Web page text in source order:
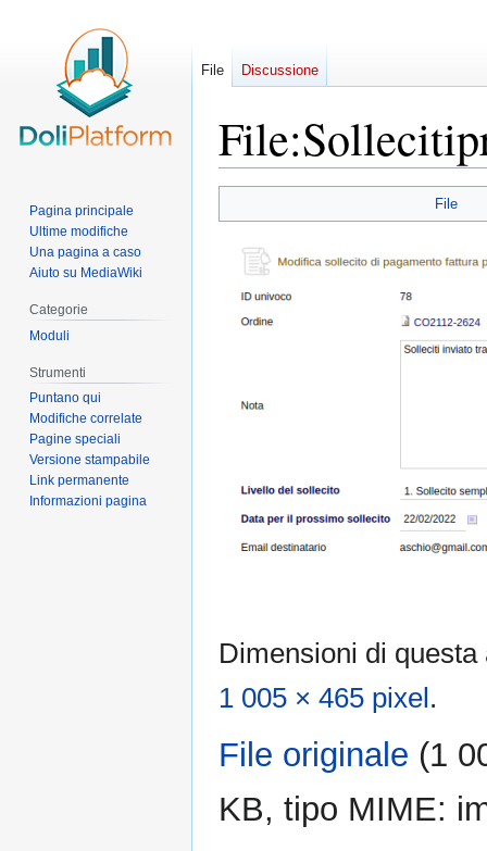
File:
alla
navigazione
alla
ricerca
File
Dimensioni di
1 005 × 465 pixel.
File originale (1
KB, tipo MIME:
File Discussione
Pagina principale
Ultime modifiche
Una pagina a caso
Aiuto su MediaWiki
Categorie
Moduli
Strumenti
Puntano qui
Modifiche correlate
Pagine speciali
Versione stampabile
Link permanente
Informazioni pagina